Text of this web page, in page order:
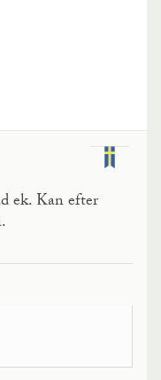
ek. Kan efter